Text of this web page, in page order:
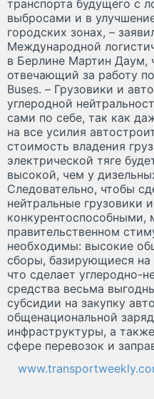
транспорта будущего с
выбросами и в
городских зонах, –
Международной
в Берлине Мартин Даум,
отвечающий за работу
Buses. – Грузовики и
углеродной
сами по себе, так как
на все усилия
стоимость владения
электрической тяге
высокой, чем у
Следовательно, чтобы
нейтральные грузовики
правительственном
необходимы: высокие
сборы, базирующиеся
что сделает углеродно-
средства весьма
субсидии на закупку
общенациональной
инфраструктуры, а
сфере перевозок и